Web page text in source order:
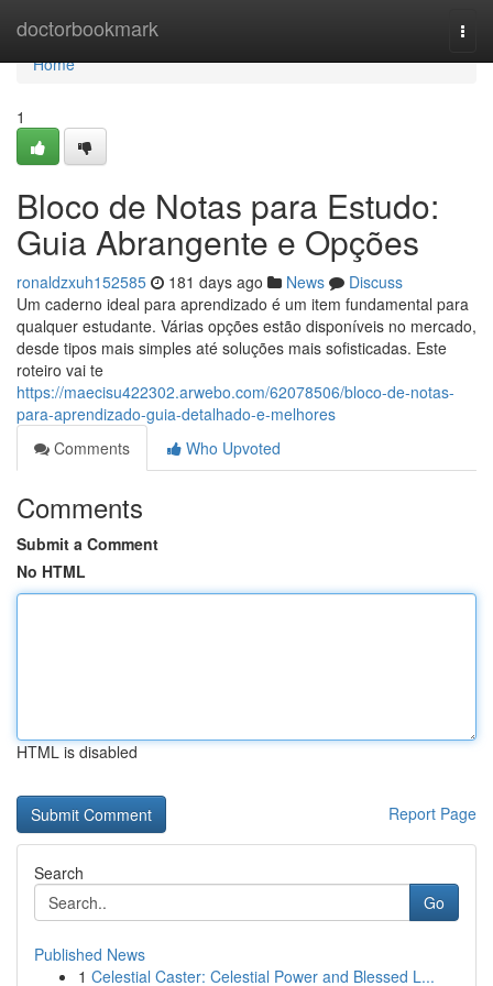
doctorbookmark
Home
Home
1
Bloco de Notas para Estudo:
Guia Abrangente e Opções
ronaldzxuh152585 181 days ago News
Discuss
Um caderno ideal para aprendizado é um item fundamental para
qualquer estudante. Várias opções estão disponíveis no mercado,
desde tipos mais simples até soluções mais sofisticadas. Este
roteiro vai te
https://maecisu422302.arwebo.com/62078506/bloco-de-notas-
para-aprendizado-guia-detalhado-e-melhores
Comments
Who Upvoted
Comments
Submit a Comment
No HTML
HTML is disabled
Report Page
Search
Go
Published News
1 Celestial Caster: Celestial Power and Blessed L...